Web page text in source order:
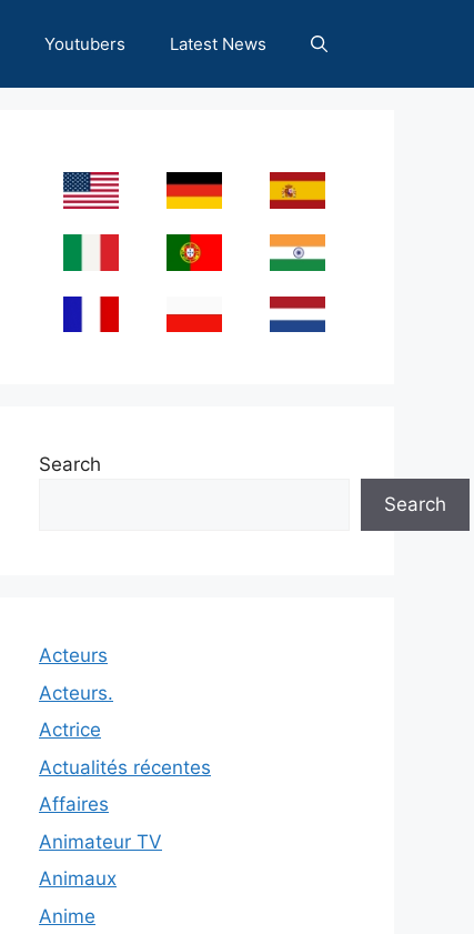
Youtubers Latest News
Search
Search
Acteurs
Acteurs.
Actrice
Actualités récentes
Affaires
Animateur TV
Animaux
Anime